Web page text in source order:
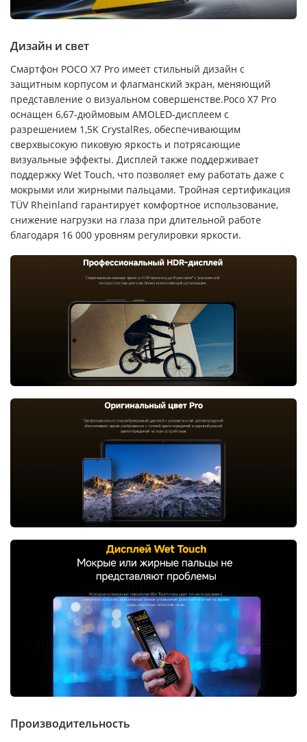
Дизайн и свет
Смартфон POCO X7 Pro имеет стильный дизайн с
защитным корпусом и флагманский экран, меняющий
представление о визуальном совершенстве.Poco X7 Pro
оснащен 6,67-дюймовым AMOLED-дисплеем с
разрешением 1,5K CrystalRes, обеспечивающим
сверхвысокую пиковую яркость и потрясающие
визуальные эффекты. Дисплей также поддерживает
поддержку Wet Touch, что позволяет ему работать даже с
мокрыми или жирными пальцами. Тройная сертификация
TÜV Rheinland гарантирует комфортное использование,
снижение нагрузки на глаза при длительной работе
благодаря 16 000 уровням регулировки яркости.
Производительность